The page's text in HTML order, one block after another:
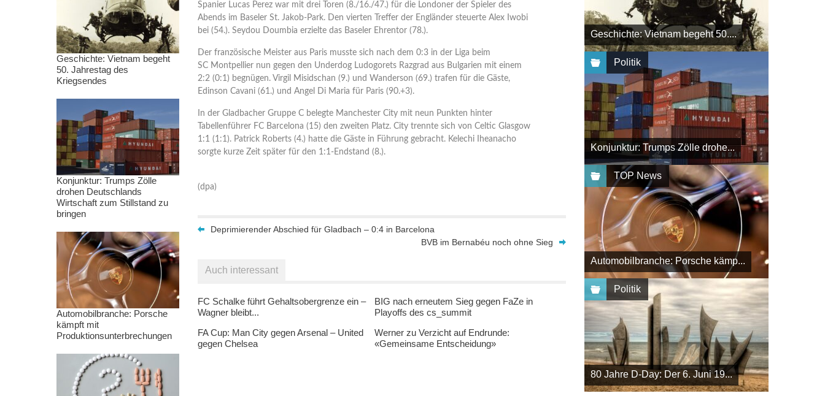
Spanier Lucas Perez war mit drei Toren (8./16./47.) für die Londoner der Spieler des
Abends im Baseler St. Jakob-Park. Den vierten Treffer der Engländer steuerte Alex Iwobi
bei (54.). Seydou Doumbia erzielte das Baseler Ehrentor (78.).
Der französische Meister aus Paris musste sich nach dem 0:3 in der Liga beim
SC Montpellier nun gegen den Underdog Ludogorets Razgrad aus Bulgarien mit einem
2:2 (0:1) begnügen. Virgil Misidschan (9.) und Wanderson (69.) trafen für die Gäste,
Edinson Cavani (61.) und Angel Di Maria für Paris (90.+3).
In der Gladbacher Gruppe C belegte Manchester City mit neun Punkten hinter
Tabellenführer FC Barcelona (15) den zweiten Platz. City trennte sich von Celtic Glasgow
1:1 (1:1). Patrick Roberts (4.) hatte die Gäste in Führung gebracht. Kelechi Iheanacho
sorgte kurze Zeit später für den 1:1-Endstand (8.).
(dpa)
Deprimierender Abschied für Gladbach – 0:4 in Barcelona
BVB im Bernabéu noch ohne Sieg
Auch interessant
FC Schalke führt Gehaltsobergrenze ein –
Wagner bleibt...
BIG nach erneutem Sieg gegen FaZe in
Playoffs des cs_summit
FA Cup: Man City gegen Arsenal – United
gegen Chelsea
Werner zu Verzicht auf Endrunde:
«Gemeinsame Entscheidung»
Geschichte: Vietnam begeht 50....
Politik
Konjunktur: Trumps Zölle drohe...
TOP News
Automobilbranche: Porsche kämp...
Politik
80 Jahre D-Day: Der 6. Juni 19...
Geschichte: Vietnam begeht
50. Jahrestag des
Kriegsendes
Konjunktur: Trumps Zölle
drohen Deutschlands
Wirtschaft zum Stillstand zu
bringen
Automobilbranche: Porsche
kämpft mit
Produktionsunterbrechungen